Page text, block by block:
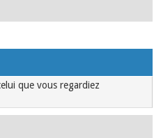
que vous regardiez